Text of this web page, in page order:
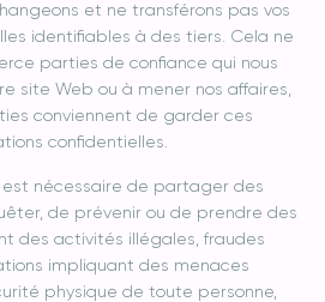
et ne transférons pas vos
identifiables à des tiers. Cela ne
parties de confiance qui nous
site Web ou à mener nos affaires,
conviennent de garder ces
confidentielles.
est nécessaire de partager des
de prévenir ou de prendre des
des activités illégales, fraudes
impliquant des menaces
physique de toute personne,